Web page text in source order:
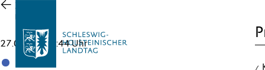
Zur
Übersicht
27.03.25 , 16:44 Uhr